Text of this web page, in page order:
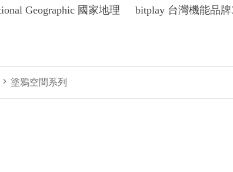
Geographic 國家地理 bitplay 台灣機能品
塗鴉空間系列